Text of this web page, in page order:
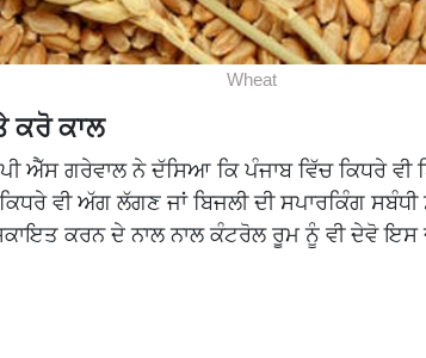
Wheat
ਕਰੋ ਕਾਲ
ਐੱਸ ਗਰੇਵਾਲ ਨੇ ਦੱਸਿਆ ਕਿ ਪੰਜਾਬ ਵਿੱਚ ਕਿਧਰੇ ਵੀ
ਵੀ ਅੱਗ ਲੱਗਣ ਜਾਂ ਬਿਜਲੀ ਦੀ ਸਪਾਰਕਿੰਗ
ਕਰਨ ਦੇ ਨਾਲ ਨਾਲ ਕੰਟਰੋਲ ਰੂਮ ਨੂੰ ਵੀ ਦੇਵੋ ਇਸ